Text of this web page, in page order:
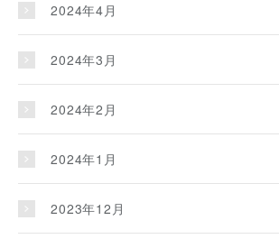
2024年4月
2024年3月
2024年2月
2024年1月
2023年12月